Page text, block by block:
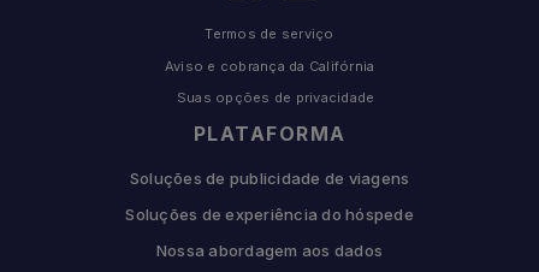
PLATAFORMA
Soluções de publicidade de viagens
Soluções de experiência do hóspede
Nossa abordagem aos dados
Termos de serviço
Aviso e cobrança da Califórnia
Suas opções de privacidade